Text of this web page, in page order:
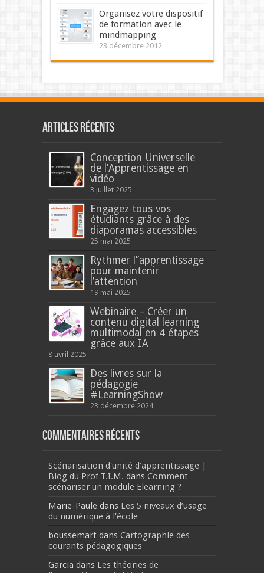
Organisez votre dispositif
de formation avec le
mindmapping
23 décembre 2012
Articles récents
Conception Universelle
de l’Apprentissage en
vidéo
3 juillet 2025
Engagez tous vos
étudiants grâce à des
diaporamas accessibles
25 mai 2025
Rythmer l’’apprentissage
pour maintenir
l’attention
19 mai 2025
Webinaire – Créer un
contenu digital learning
multimodal en 4 étapes
grâce aux IA
8 avril 2025
Des livres sur la
pédagogie
#LearningShow
23 décembre 2024
Commentaires récents
Scénarisation d'unité d'apprentissage |
Blog du Prof T.I.M. dans Comment
scénariser un module Elearning ?
Marie-Paule dans Les 5 niveaux d’usage
du numérique à l’école
boussemart dans Cartographie des
courants pédagogiques
Garcia dans Les théories de